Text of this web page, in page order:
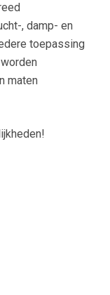
, damp- en
toepassing
maten